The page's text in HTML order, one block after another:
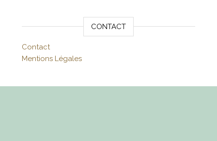
CONTACT
Contact
Mentions Légales